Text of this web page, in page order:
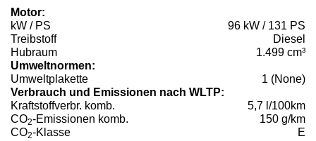
Motor:
kW / PS
96 kW / 131 PS
Treibstoff
Diesel
Hubraum
1.499 cm³
Umweltnormen:
Umweltplakette
1 (None)
Verbrauch und Emissionen nach WLTP:
Kraftstoffverbr. komb.
5,7 l/100km
CO2-Emissionen komb.
150 g/km
CO2-Klasse E